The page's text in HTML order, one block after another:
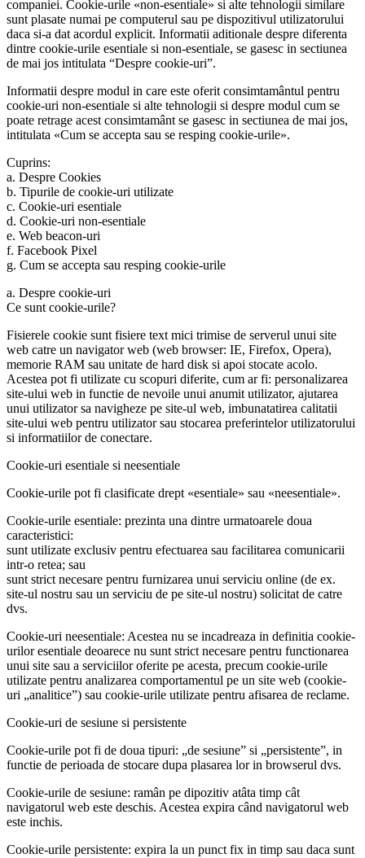
companiei. Cookie-urile «non-esentiale» si alte tehnologii similare
sunt plasate numai pe computerul sau pe dispozitivul utilizatorului
daca si-a dat acordul explicit. Informatii aditionale despre diferenta
dintre cookie-urile esentiale si non-esentiale, se gasesc in sectiunea
de mai jos intitulata “Despre cookie-uri”.
Informatii despre modul in care este oferit consimtamântul pentru
cookie-uri non-esentiale si alte tehnologii si despre modul cum se
poate retrage acest consimtamânt se gasesc in sectiunea de mai jos,
intitulata «Cum se accepta sau se resping cookie-urile».
Cuprins:
a. Despre Cookies
b. Tipurile de cookie-uri utilizate
c. Cookie-uri esentiale
d. Cookie-uri non-esentiale
e. Web beacon-uri
f. Facebook Pixel
g. Cum se accepta sau resping cookie-urile
a. Despre cookie-uri
Ce sunt cookie-urile?
Fisierele cookie sunt fisiere text mici trimise de serverul unui site
web catre un navigator web (web browser: IE, Firefox, Opera),
memorie RAM sau unitate de hard disk si apoi stocate acolo.
Acestea pot fi utilizate cu scopuri diferite, cum ar fi: personalizarea
site-ului web in functie de nevoile unui anumit utilizator, ajutarea
unui utilizator sa navigheze pe site-ul web, imbunatatirea calitatii
site-ului web pentru utilizator sau stocarea preferintelor utilizatorului
si informatiilor de conectare.
Cookie-uri esentiale si neesentiale
Cookie-urile pot fi clasificate drept «esentiale» sau «neesentiale».
Cookie-urile esentiale: prezinta una dintre urmatoarele doua
caracteristici:
sunt utilizate exclusiv pentru efectuarea sau facilitarea comunicarii
intr-o retea; sau
sunt strict necesare pentru furnizarea unui serviciu online (de ex.
site-ul nostru sau un serviciu de pe site-ul nostru) solicitat de catre
dvs.
Cookie-uri neesentiale: Acestea nu se incadreaza in definitia cookie-
urilor esentiale deoarece nu sunt strict necesare pentru functionarea
unui site sau a serviciilor oferite pe acesta, precum cookie-urile
utilizate pentru analizarea comportamentul pe un site web (cookie-
uri „analitice”) sau cookie-urile utilizate pentru afisarea de reclame.
Cookie-uri de sesiune si persistente
Cookie-urile pot fi de doua tipuri: „de sesiune” si „persistente”, in
functie de perioada de stocare dupa plasarea lor in browserul dvs.
Cookie-urile de sesiune: ramân pe dipozitiv atâta timp cât
navigatorul web este deschis. Acestea expira când navigatorul web
este inchis.
Cookie-urile persistente: expira la un punct fix in timp sau daca sunt